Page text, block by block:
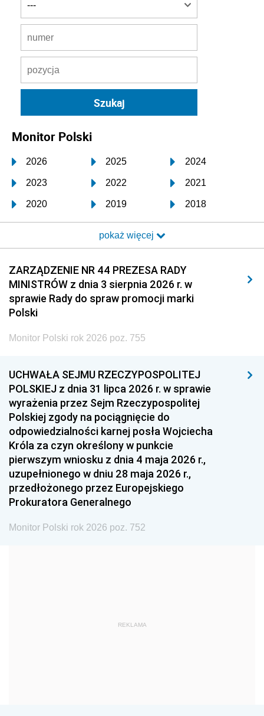
Monitor Polski
2026 2025 2024
2023 2022 2021
2020 2019 2018
2017 2016 2015
2014 2013 2012
2011 2010 2009
2008 2007 2006
2005
1996 1995 1994
1993 1992 1991
1990 1989
1987 1986 1985
1984 1983 1982
1981 1980 1979
1978 1977
1975 1974
1959
pokaż więcej
ZARZĄDZENIE NR 44 PREZESA RADY
MINISTRÓW z dnia 3 sierpnia 2026 r. w
sprawie Rady do spraw promocji marki
Polski
Monitor Polski rok 2026 poz. 755
UCHWAŁA SEJMU RZECZYPOSPOLITEJ
POLSKIEJ z dnia 31 lipca 2026 r. w sprawie
wyrażenia przez Sejm Rzeczypospolitej
Polskiej zgody na pociągnięcie do
odpowiedzialności karnej posła Wojciecha
Króla za czyn określony w punkcie
pierwszym wniosku z dnia 4 maja 2026 r.,
uzupełnionego w dniu 28 maja 2026 r.,
przedłożonego przez Europejskiego
Prokuratora Generalnego
Monitor Polski rok 2026 poz. 752
REKLAMA